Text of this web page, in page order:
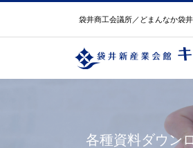
袋井商工会議所／どまんなか袋
各種資料ダウン